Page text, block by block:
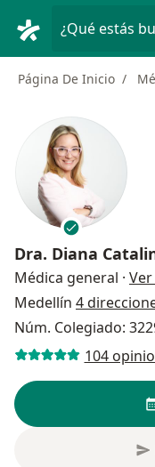
¿Qué estás
Página De Inicio
Dra. Diana
Médica general ·
Medellín 4
Núm. Colegiado:
104